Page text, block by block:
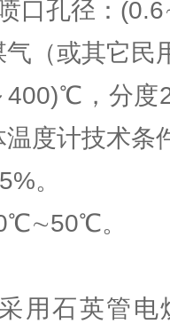
口孔径：
或其它民
400)℃，分
度计技术条
。
。
用石英管